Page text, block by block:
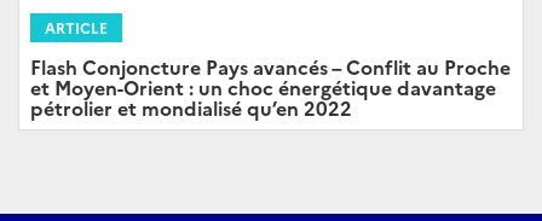
ARTICLE
Flash Conjoncture Pays avancés – Conflit au Proche
et Moyen-Orient : un choc énergétique davantage
pétrolier et mondialisé qu’en 2022